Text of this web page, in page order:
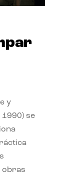
y
1990) se
obras